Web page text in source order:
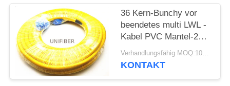
SITEMAP
PRIVACY
POLICY
36 Kern-Bunchy vor
beendetes multi LWL -
Kabel PVC Mantel-20M
mit
SC-/UPCverbindungsstück
Verhandlungsfähig MOQ:10pcs
KONTAKT